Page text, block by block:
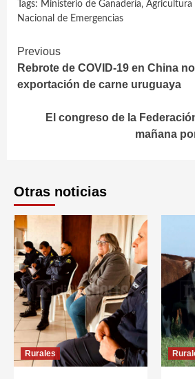
Tags: Ministerio de Ganadería‚ Agricultura
Nacional de Emergencias
Continue
Reading
Previous
Rebrote de COVID-19 en China
exportación de carne uruguaya
El congreso de la
mañana
Otras noticias
Rurales